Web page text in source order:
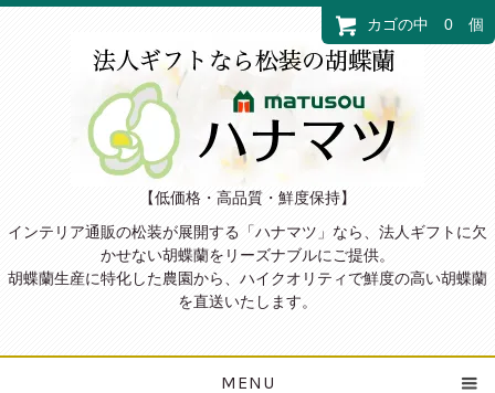
カゴの中 0 個
【低価格・高品質・鮮度保持】
インテリア通販の松装が展開する「ハナマツ」なら、法人ギフトに欠
かせない胡蝶蘭をリーズナブルにご提供。
胡蝶蘭生産に特化した農園から、ハイクオリティで鮮度の高い胡蝶蘭
を直送いたします。
MENU